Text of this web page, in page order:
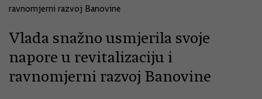
ravnomjerni razvoj Banovine
Vlada snažno usmjerila svoje
napore u revitalizaciju i
ravnomjerni razvoj Banovine